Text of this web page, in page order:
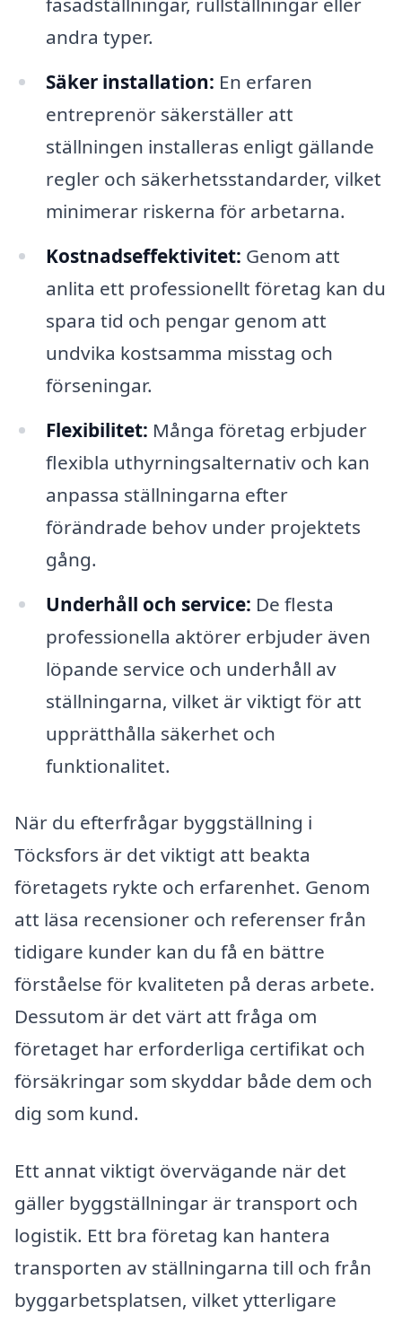
andra typer.
Säker installation: En erfaren
entreprenör säkerställer att
ställningen installeras enligt gällande
regler och säkerhetsstandarder, vilket
minimerar riskerna för arbetarna.
Kostnadseffektivitet: Genom att
anlita ett professionellt företag kan du
spara tid och pengar genom att
undvika kostsamma misstag och
förseningar.
Flexibilitet: Många företag erbjuder
flexibla uthyrningsalternativ och kan
anpassa ställningarna efter
förändrade behov under projektets
gång.
Underhåll och service: De flesta
professionella aktörer erbjuder även
löpande service och underhåll av
ställningarna, vilket är viktigt för att
upprätthålla säkerhet och
funktionalitet.
När du efterfrågar byggställning i
Töcksfors är det viktigt att beakta
företagets rykte och erfarenhet. Genom
att läsa recensioner och referenser från
tidigare kunder kan du få en bättre
förståelse för kvaliteten på deras arbete.
Dessutom är det värt att fråga om
företaget har erforderliga certifikat och
försäkringar som skyddar både dem och
dig som kund.
Ett annat viktigt övervägande när det
gäller byggställningar är transport och
logistik. Ett bra företag kan hantera
transporten av ställningarna till och från
byggarbetsplatsen, vilket ytterligare